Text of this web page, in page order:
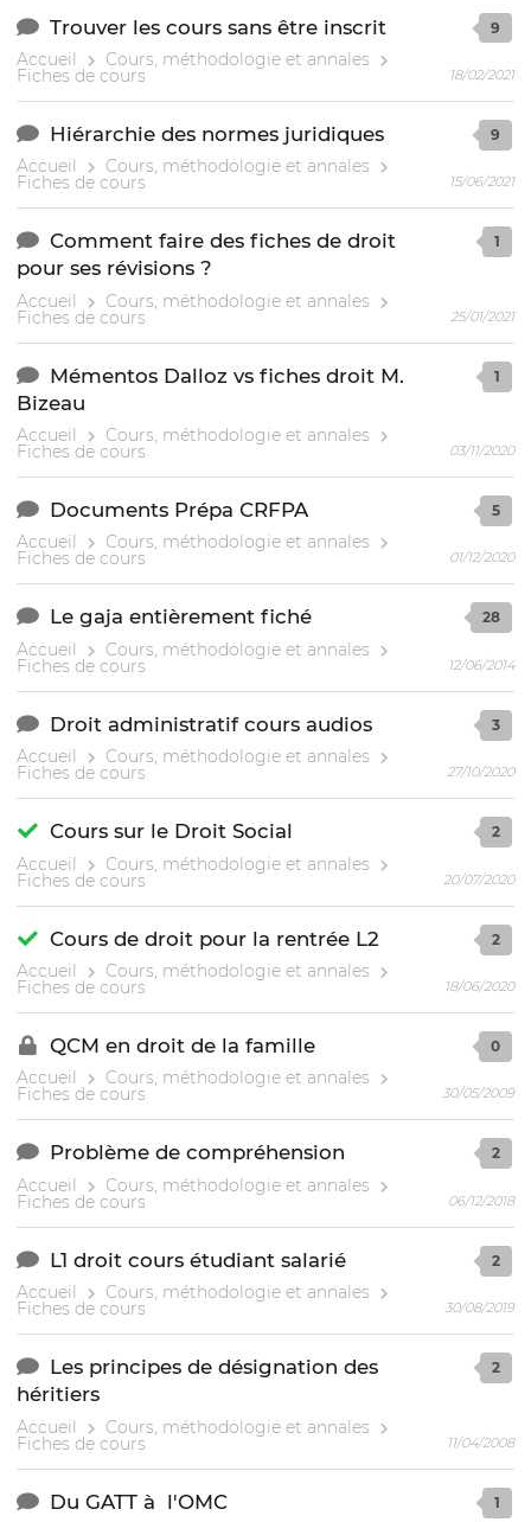
Trouver les cours sans être inscrit
Accueil Cours, méthodologie et annales
Fiches de cours
9
18/02/2021
Hiérarchie des normes juridiques
Accueil Cours, méthodologie et annales
Fiches de cours
9
15/06/2021
Comment faire des fiches de droit
pour ses révisions ?
Accueil Cours, méthodologie et annales
Fiches de cours
1
25/01/2021
Mémentos Dalloz vs fiches droit M.
Bizeau
Accueil Cours, méthodologie et annales
Fiches de cours
1
03/11/2020
Documents Prépa CRFPA
Accueil Cours, méthodologie et annales
Fiches de cours
5
01/12/2020
Le gaja entièrement fiché
Accueil Cours, méthodologie et annales
Fiches de cours
28
12/06/2014
Droit administratif cours audios
Accueil Cours, méthodologie et annales
Fiches de cours
3
27/10/2020
Cours sur le Droit Social
Accueil Cours, méthodologie et annales
Fiches de cours
2
20/07/2020
Cours de droit pour la rentrée L2
Accueil Cours, méthodologie et annales
Fiches de cours
2
18/06/2020
QCM en droit de la famille
Accueil Cours, méthodologie et annales
Fiches de cours
0
30/05/2009
Problème de compréhension
Accueil Cours, méthodologie et annales
Fiches de cours
2
06/12/2018
L1 droit cours étudiant salarié
Accueil Cours, méthodologie et annales
Fiches de cours
2
30/08/2019
Les principes de désignation des
héritiers
Accueil Cours, méthodologie et annales
Fiches de cours
2
11/04/2008
Du GATT à l'OMC 1